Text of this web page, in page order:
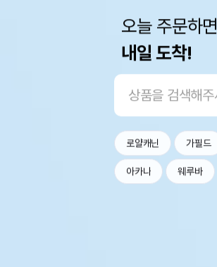
오늘 주문하면
내일 도착!
로얄캐닌 가필드
아카나 웨루바